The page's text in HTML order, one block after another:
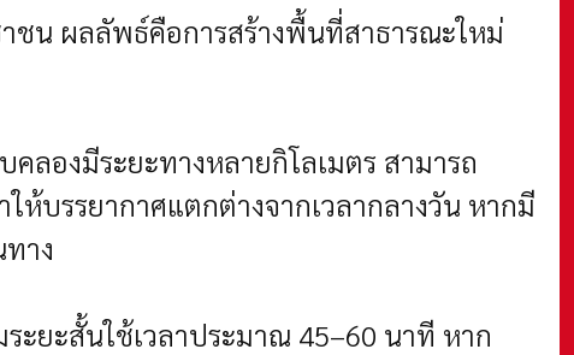
น ผลลัพธ์คือการสร้างพื้นที่สาธารณะใหม่
ลองมีระยะทางหลายกิโลเมตร สามารถ
ห้บรรยากาศแตกต่างจากเวลากลางวัน หากมี
าง
ะยะสั้นใช้เวลาประมาณ 45–60 นาที หาก